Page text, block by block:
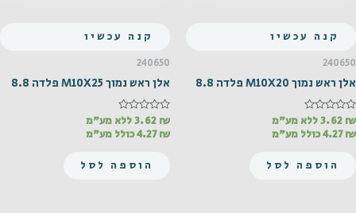
קנה עכשיו
240650
אלן ראש נמוך M10X20 פלדה 8.8
דורג
מתוך
3.62 ₪
ללא מע"מ
4.27₪ כולל מע"מ
הוספה לסל
קנה עכשיו
240650
אלן ראש נמוך M10X25 פלדה 8.8
דורג
מתוך
3.62 ₪
ללא מע"מ
4.27₪ כולל מע"מ
הוספה לסל